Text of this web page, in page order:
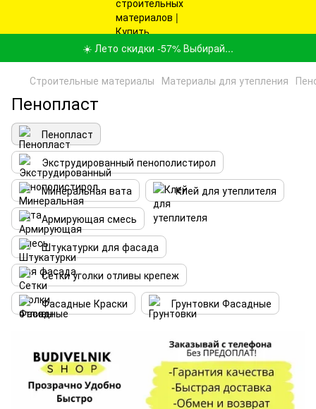
☀️ Лето скидки -57% Выбирай...
Строительные материалы Материалы для утепления
Пенопласт
Пенопласт
Экструдированный пенополистирол
Минеральная вата
Клей для утеплителя
Армирующая смесь
Штукатурки для фасада
Сетки уголки отливы крепеж
Фасадные Краски
Грунтовки Фасадные